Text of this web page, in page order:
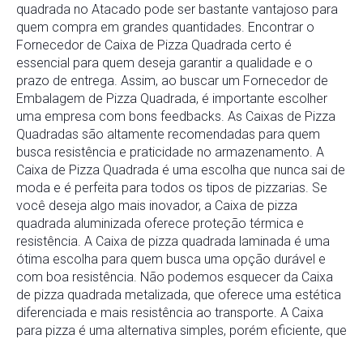
quadrada no Atacado pode ser bastante vantajoso para
quem compra em grandes quantidades. Encontrar o
Fornecedor de Caixa de Pizza Quadrada certo é
essencial para quem deseja garantir a qualidade e o
prazo de entrega. Assim, ao buscar um Fornecedor de
Embalagem de Pizza Quadrada, é importante escolher
uma empresa com bons feedbacks. As Caixas de Pizza
Quadradas são altamente recomendadas para quem
busca resistência e praticidade no armazenamento. A
Caixa de Pizza Quadrada é uma escolha que nunca sai de
moda e é perfeita para todos os tipos de pizzarias. Se
você deseja algo mais inovador, a Caixa de pizza
quadrada aluminizada oferece proteção térmica e
resistência. A Caixa de pizza quadrada laminada é uma
ótima escolha para quem busca uma opção durável e
com boa resistência. Não podemos esquecer da Caixa
de pizza quadrada metalizada, que oferece uma estética
diferenciada e mais resistência ao transporte. A Caixa
para pizza é uma alternativa simples, porém eficiente, que